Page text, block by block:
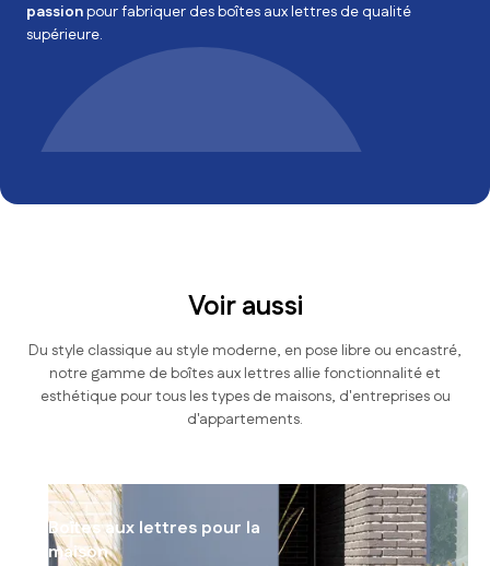
Nous faisons tout nous-mêmes afin de garantir la
durabilité et
Voir aussi
Du style classique au style moderne, en pose libre ou encastré,
notre gamme de boîtes aux lettres allie fonctionnalité et
esthétique pour tous les types de maisons, d'entreprises ou
d'appartements.
Boîtes aux lettres pour la
maison